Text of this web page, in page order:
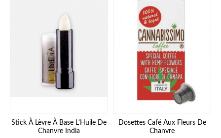
Stick À Lèvre À Base L'Huile De
Chanvre India
Dosettes Café Aux Fleurs De
Chanvre